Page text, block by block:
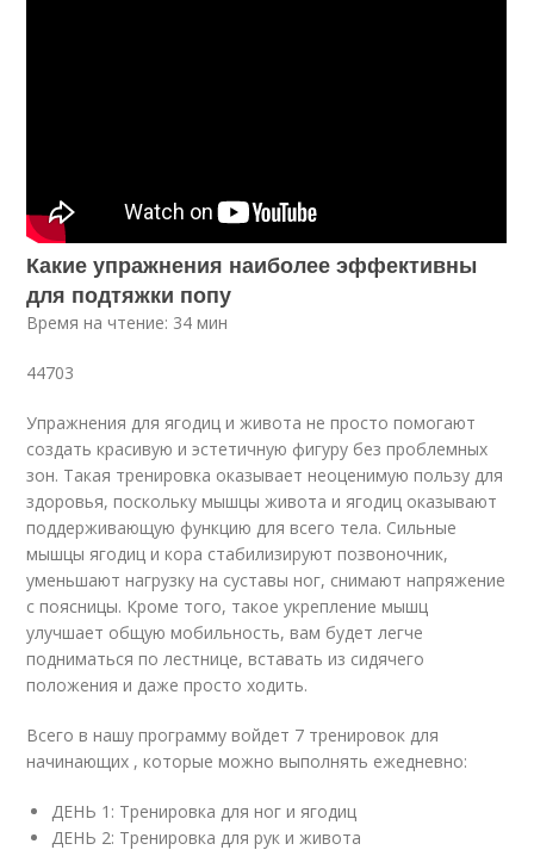
Какие упражнения наиболее эффективны
для подтяжки попу
Время на чтение: 34 мин
44703
Упражнения для ягодиц и живота не просто помогают
создать красивую и эстетичную фигуру без проблемных
зон. Такая тренировка оказывает неоценимую пользу для
здоровья, поскольку мышцы живота и ягодиц оказывают
поддерживающую функцию для всего тела. Сильные
мышцы ягодиц и кора стабилизируют позвоночник,
уменьшают нагрузку на суставы ног, снимают напряжение
с поясницы. Кроме того, такое укрепление мышц
улучшает общую мобильность, вам будет легче
подниматься по лестнице, вставать из сидячего
положения и даже просто ходить.
Всего в нашу программу войдет 7 тренировок для
начинающих , которые можно выполнять ежедневно:
ДЕНЬ 1: Тренировка для ног и ягодиц
ДЕНЬ 2: Тренировка для рук и живота